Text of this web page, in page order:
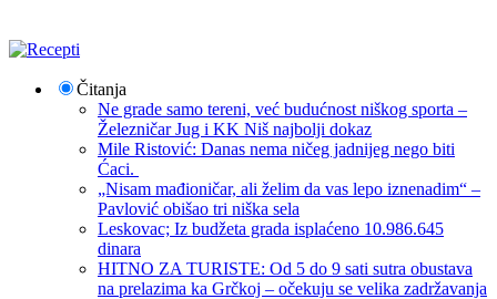
Čitanja
Ne grade samo tereni, već budućnost niškog sporta –
Železničar Jug i KK Niš najbolji dokaz
Mile Ristović: Danas nema ničeg jadnijeg nego biti
Ćaci.
„Nisam mađioničar, ali želim da vas lepo iznenadim“ –
Pavlović obišao tri niška sela
Leskovac; Iz budžeta grada isplaćeno 10.986.645
dinara
HITNO ZA TURISTE: Od 5 do 9 sati sutra obustava
na prelazima ka Grčkoj – očekuju se velika zadržavanja